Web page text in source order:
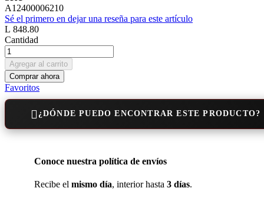
A12400006210
Sé el primero en dejar una reseña para este artículo
L 848.80
Cantidad
Agregar al carrito
Comprar ahora
Favoritos
¿DÓNDE PUEDO ENCONTRAR ESTE PRODUCTO?
Conoce nuestra política de envíos
Recibe el mismo día, interior hasta 3 días.